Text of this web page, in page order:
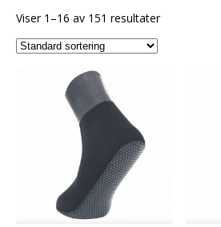
Viser 1–16 av 151 resultater